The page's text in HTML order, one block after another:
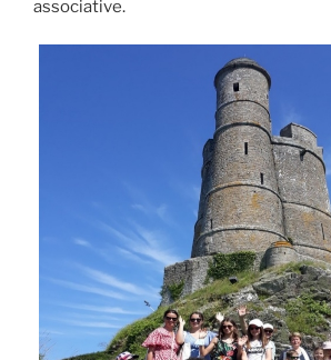
associative.